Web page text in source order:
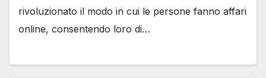
rivoluzionato il modo in cui le persone fanno affari
online, consentendo loro di…